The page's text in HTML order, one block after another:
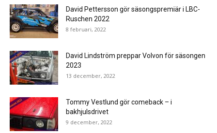
David Pettersson gör säsongspremiär i LBC-
Ruschen 2022
8 februari, 2022
David Lindström preppar Volvon för säsongen
2023
13 december, 2022
Tommy Vestlund gör comeback – i
bakhjulsdrivet
9 december, 2022